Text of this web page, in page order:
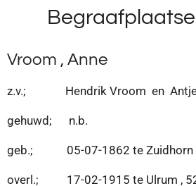
naar
de
hoofdinhoud
Vroom , Anne
z.v.; Hendrik Vroom en Antje
gehuwd; n.b.
geb.; 05-07-1862 te Zuidhorn
overl.; 17-02-1915 te Ulrum ,